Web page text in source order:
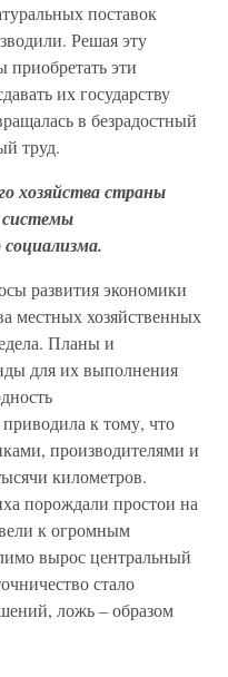
поставок
Решая эту
эти
их государству
в безрадостный
труд.
хозяйства страны
системы
развития экономики
местных хозяйственных
Планы и
для их выполнения
к тому, что
производителями и
километров.
порождали простои на
к огромным
вырос центральный
стало
ложь – образом